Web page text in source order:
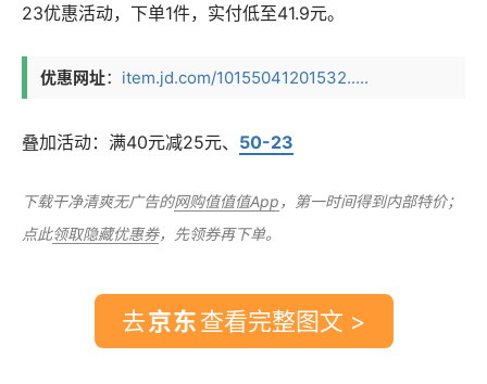
23优惠活动，下单1件，实付低至41.9元。
优惠网址： item.jd.com/10155041201532.....
叠加活动：满40元减25元、 50-23
下载干净清爽无广告的网购值值值App ，第一时间得到内部特价；
点此领取隐藏优惠券，先领券再下单。
去 查看完整图文 >